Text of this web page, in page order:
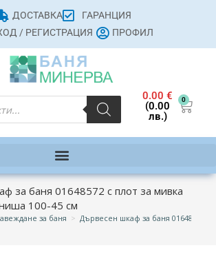
ДОСТАВКА
ГАРАНЦИЯ
/ РЕГИСТРАЦИЯ
ПРОФИЛ
0.00€
(0.00
лв.)
0
за баня 01648572 с плот за мивка
100-45 см
за баня > Дървесен шкаф за баня 01648572 с